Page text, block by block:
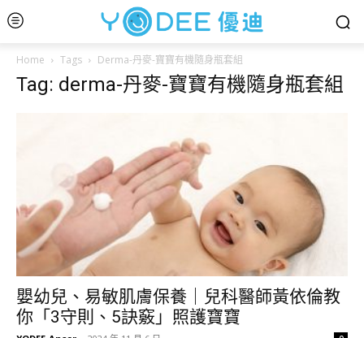
Home Tags Derma-丹麥-寶寶有機隨身瓶套組
Tag: derma-丹麥-寶寶有機隨身瓶套組
嬰幼兒、易敏肌膚保養｜兒科醫師黃依倫教
你「3守則、5訣竅」照護寶寶